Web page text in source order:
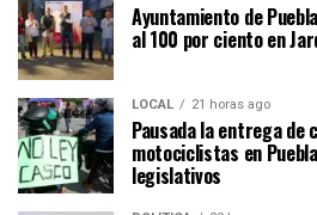
Ayuntamiento de
al 100 por ciento en
LOCAL 21 horas ago
Pausada la entrega de
motociclistas en
legislativos